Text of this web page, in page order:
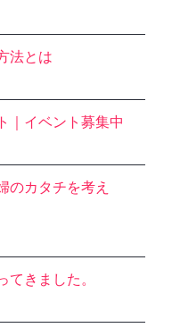
法とは
｜イベント募集中
のカタチを考え
てきました。